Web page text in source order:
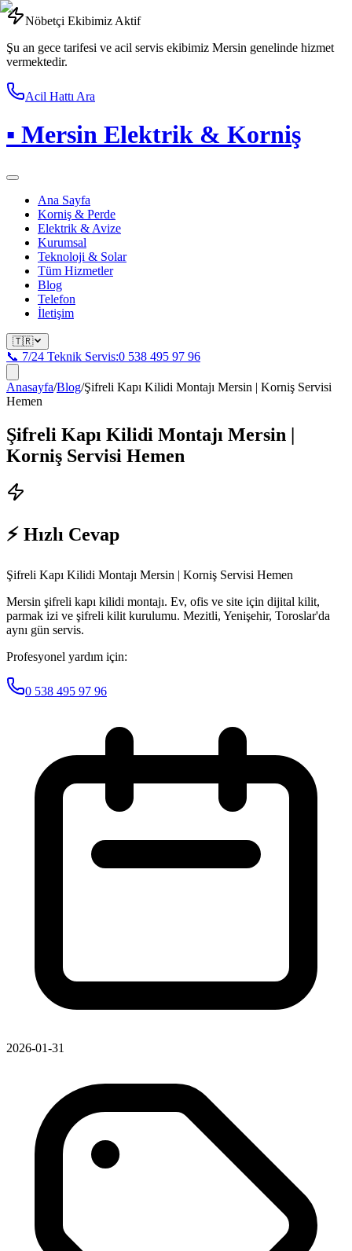
Nöbetçi Ekibimiz Aktif
Şu an gece tarifesi ve acil servis ekibimiz Mersin genelinde hizmet
vermektedir.
Acil Hattı Ara
▪ Mersin Elektrik & Korniş
Ana Sayfa
Korniş & Perde
Elektrik & Avize
Kurumsal
Teknoloji & Solar
Tüm Hizmetler
Blog
Telefon
İletişim
🇹🇷
📞 7/24 Teknik Servis:0 538 495 97 96
Anasayfa/Blog/Şifreli Kapı Kilidi Montajı Mersin | Korniş Servisi
Hemen
Şifreli Kapı Kilidi Montajı Mersin |
Korniş Servisi Hemen
⚡ Hızlı Cevap
Şifreli Kapı Kilidi Montajı Mersin | Korniş Servisi Hemen
Mersin şifreli kapı kilidi montajı. Ev, ofis ve site için dijital kilit,
parmak izi ve şifreli kilit kurulumu. Mezitli, Yenişehir, Toroslar'da
aynı gün servis.
Profesyonel yardım için:
0 538 495 97 96
2026-01-31